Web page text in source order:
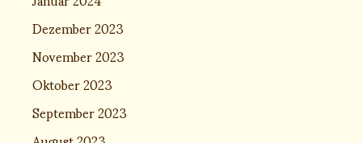
Dezember 2023
November 2023
Oktober 2023
September 2023